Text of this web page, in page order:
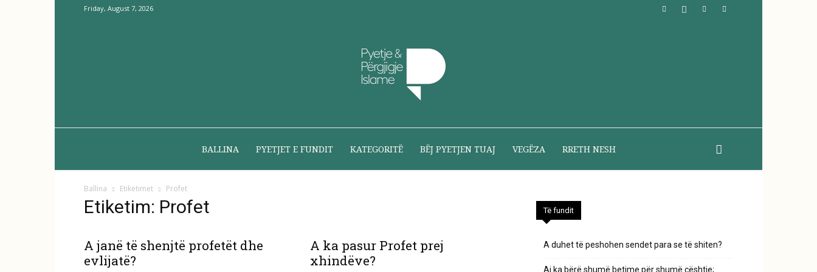
Friday, August 7, 2026
BALLINA PYETJET E FUNDIT KATEGORITË BËJ PYETJEN TUAJ VEGËZA RRETH NESH
Ballina Etiketimet Profet
Etiketim: Profet
A janë të shenjtë profetët dhe
evlijatë?
A ka pasur Profet prej
xhindëve?
Të fundit
A duhet të peshohen sendet para se të shiten?
Ai ka bërë shumë betime për shumë çështje;